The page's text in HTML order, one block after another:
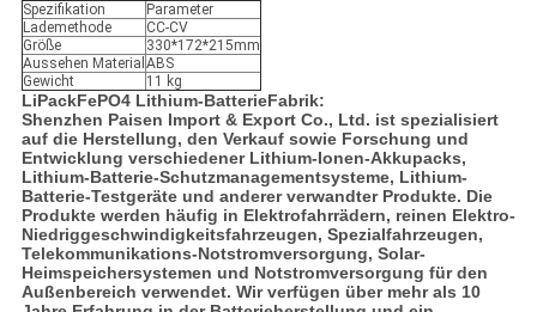
Spezifikation
Parameter
Lademethode
CC-CV
Größe
330*172*215mm
Aussehen Material ABS
Gewicht
11 kg
LiPackFePO4 Lithium-BatterieFabrik:
Shenzhen Paisen Import & Export Co., Ltd. ist spezialisiert
auf die Herstellung, den Verkauf sowie Forschung und
Entwicklung verschiedener Lithium-Ionen-Akkupacks,
Lithium-Batterie-Schutzmanagementsysteme, Lithium-
Batterie-Testgeräte und anderer verwandter Produkte. Die
Produkte werden häufig in Elektrofahrrädern, reinen Elektro-
Niedriggeschwindigkeitsfahrzeugen, Spezialfahrzeugen,
Telekommunikations-Notstromversorgung, Solar-
Heimspeichersystemen und Notstromversorgung für den
Außenbereich verwendet. Wir verfügen über mehr als 10